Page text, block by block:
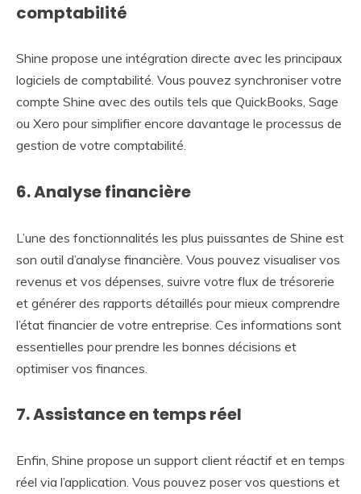
comptabilité
Shine propose une intégration directe avec les principaux
logiciels de comptabilité. Vous pouvez synchroniser votre
compte Shine avec des outils tels que QuickBooks, Sage
ou Xero pour simplifier encore davantage le processus de
gestion de votre comptabilité.
6. Analyse financière
L’une des fonctionnalités les plus puissantes de Shine est
son outil d’analyse financière. Vous pouvez visualiser vos
revenus et vos dépenses, suivre votre flux de trésorerie
et générer des rapports détaillés pour mieux comprendre
l’état financier de votre entreprise. Ces informations sont
essentielles pour prendre les bonnes décisions et
optimiser vos finances.
7. Assistance en temps réel
Enfin, Shine propose un support client réactif et en temps
réel via l’application. Vous pouvez poser vos questions et